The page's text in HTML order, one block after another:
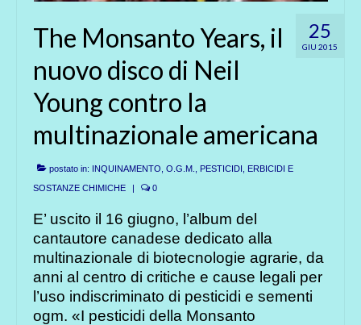
25
GIU 2015
The Monsanto Years, il
nuovo disco di Neil
Young contro la
multinazionale americana
postato in: INQUINAMENTO O.G.M.
PESTICIDI, ERBICIDI E
SOSTANZE CHIMICHE
| 0
E’ uscito il 16 giugno, l’album del
cantautore canadese dedicato alla
multinazionale di biotecnologie agrarie, da
anni al centro di critiche e cause legali per
l’uso indiscriminato di pesticidi e sementi
ogm. «I pesticidi della Monsanto